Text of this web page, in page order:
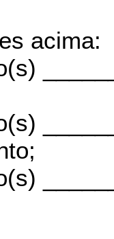
acima: